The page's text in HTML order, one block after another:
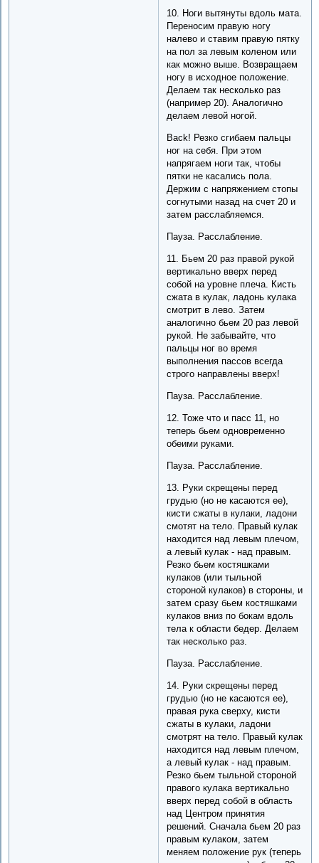
10. Ноги вытянуты вдоль мата.
Переносим правую ногу
налево и ставим правую пятку
на пол за левым коленом или
как можно выше. Возвращаем
ногу в исходное положение.
Делаем так несколько раз
(например 20). Аналогично
делаем левой ногой.
Back! Резко сгибаем пальцы
ног на себя. При этом
напрягаем ноги так, чтобы
пятки не касались пола.
Держим с напряжением стопы
согнутыми назад на счет 20 и
затем расслабляемся.
Пауза. Расслабление.
11. Бьем 20 раз правой рукой
вертикально вверх перед
собой на уровне плеча. Кисть
сжата в кулак, ладонь кулака
смотрит в лево. Затем
аналогично бьем 20 раз левой
рукой. Не забывайте, что
пальцы ног во время
выполнения пассов всегда
строго направлены вверх!
Пауза. Расслабление.
12. Тоже что и пасс 11, но
теперь бьем одновременно
обеими руками.
Пауза. Расслабление.
13. Руки скрещены перед
грудью (но не касаются ее),
кисти сжаты в кулаки, ладони
смотят на тело. Правый кулак
находится над левым плечом,
а левый кулак - над правым.
Резко бьем костяшками
кулаков (или тыльной
стороной кулаков) в стороны, и
затем сразу бьем костяшками
кулаков вниз по бокам вдоль
тела к области бедер. Делаем
так несколько раз.
Пауза. Расслабление.
14. Руки скрещены перед
грудью (но не касаются ее),
правая рука сверху, кисти
сжаты в кулаки, ладони
смотрят на тело. Правый кулак
находится над левым плечом,
а левый кулак - над правым.
Резко бьем тыльной стороной
правого кулака вертикально
вверх перед собой в область
над Центром принятия
решений. Сначала бьем 20 раз
правым кулаком, затем
меняем положение рук (теперь